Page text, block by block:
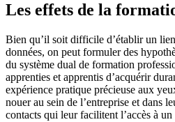
Les effets de la
Bien qu’il soit difficile d’établir un
données, on peut formuler des
du système dual de formation
apprenties et apprentis d’acquérir
expérience pratique précieuse aux
nouer au sein de l’entreprise et dans
contacts qui leur facilitent l’accès à